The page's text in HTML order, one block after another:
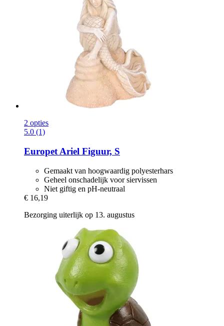
2 opties
5.0 (1)
Europet Ariel Figuur, S
Gemaakt van hoogwaardig polyesterhars
Geheel onschadelijk voor siervissen
Niet giftig en pH-neutraal
€ 16,19
Bezorging uiterlijk op 13. augustus